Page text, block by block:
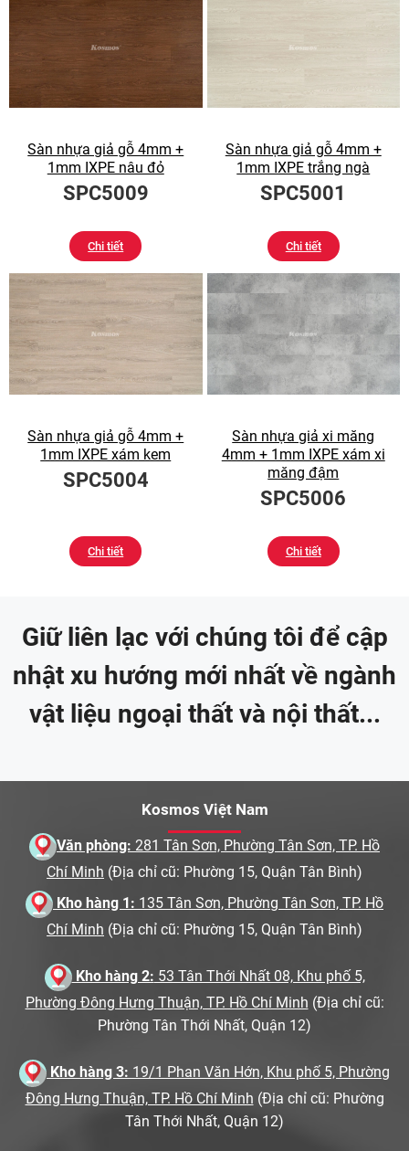
Sàn nhựa giả gỗ 4mm +
1mm IXPE nâu đỏ
SPC5009
Chi tiết
Sàn nhựa giả gỗ 4mm +
1mm IXPE trắng ngà
SPC5001
Chi tiết
Sàn nhựa giả gỗ 4mm +
1mm IXPE xám kem
SPC5004
Chi tiết
Sàn nhựa giả xi măng
4mm + 1mm IXPE xám xi
măng đậm
SPC5006
Chi tiết
Giữ liên lạc với chúng tôi để cập
nhật xu hướng mới nhất về ngành
vật liệu ngoại thất và nội thất...
Kosmos Việt Nam
Văn phòng: 281 Tân Sơn, Phường Tân Sơn, TP. Hồ
Chí Minh (Địa chỉ cũ: Phường 15, Quận Tân Bình)
Kho hàng 1: 135 Tân Sơn, Phường Tân Sơn, TP. Hồ
Chí Minh (Địa chỉ cũ: Phường 15, Quận Tân Bình)
Kho hàng 2: 53 Tân Thới Nhất 08, Khu phố 5,
Phường Đông Hưng Thuận, TP. Hồ Chí Minh (Địa chỉ cũ:
Phường Tân Thới Nhất, Quận 12)
Kho hàng 3: 19/1 Phan Văn Hớn, Khu phố 5, Phường
Đông Hưng Thuận, TP. Hồ Chí Minh (Địa chỉ cũ: Phường
Tân Thới Nhất, Quận 12)